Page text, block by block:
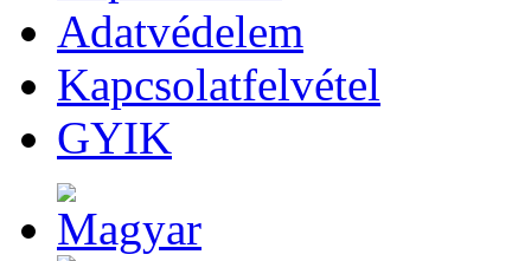
Adatvédelem
Kapcsolatfelvétel
GYIK